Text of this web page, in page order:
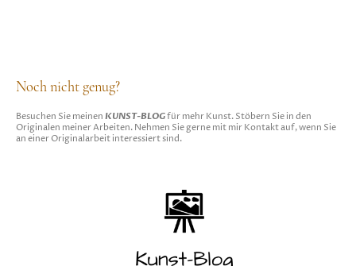
Noch nicht genug?
Besuchen Sie meinen KUNST-BLOGfür mehr Kunst. Stöbern Sie in den
Originalen meiner Arbeiten. Nehmen Sie gerne mit mir Kontakt auf, wenn Sie
an einer Originalarbeit interessiert sind.